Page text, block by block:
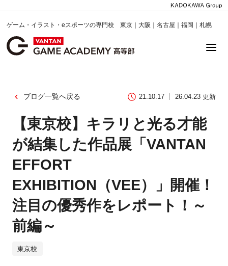
ゲーム・イラスト・eスポーツの専門校 東京｜大阪｜名古屋｜福岡｜札幌
ブログ一覧へ戻る 21.10.17 26.04.23 更新
【東京校】キラリと光る才能
が結集した作品展「VANTAN
EFFORT
EXHIBITION（VEE）」開催！
注目の優秀作をレポート！～
前編～
東京校